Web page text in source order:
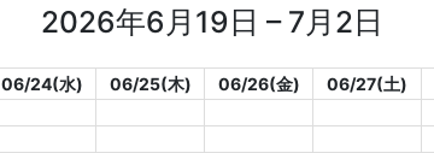
2026年6月19日 – 7月2日
06/24(水) 06/25(木) 06/26(金) 06/27(土)